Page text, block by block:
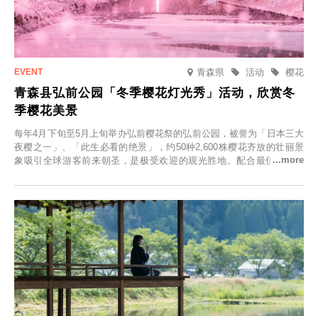
青森県 樱花
活动
青森县弘前公园「冬季樱花灯光秀」活动，欣赏冬
季樱花美景
每年4月下旬至5月上旬举办弘前樱花祭的弘前公园，被誉为「日本三大
夜樱之一」、「此生必看的绝景」，约50种2,600株樱花齐放的壮丽景
象吸引全球游客前来朝圣，是极受欢迎的观光胜地。配合最佳观雪时
「冬季樱花灯光秀」。